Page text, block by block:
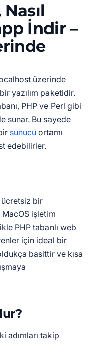
İndir –
üzerinde
yazılım paketidir.
PHP ve Perl gibi
sunar. Bu sayede
sunucu ortamı
edebilirler.
bir
MacOS işletim
PHP tabanlı web
için ideal bir
basittir ve kısa
adımları takip